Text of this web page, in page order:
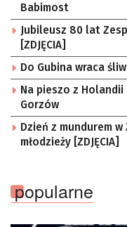
Babimost
Jubileusz 80 lat
[ZDJĘCIA]
Do Gubina wraca
Na pieszo z
Gorzów
Dzień z mundurem
młodzieży [ZDJĘCIA]
popularne